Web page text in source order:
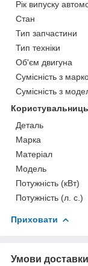
Рік випуску
Стан
Тип запчастини
Тип техніки
Об'єм двигуна
Сумісність з
Сумісність з
Деталь
Марка
Матеріал
Мoдель
Потужність (кВт)
Потужність (л. с.)
Приховати
Умови доставки